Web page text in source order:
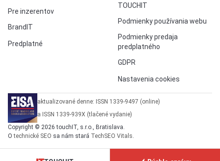
Pre inzerentov
BrandIT
Predplatné
TOUCHIT
Podmienky používania webu
Podmienky predaja
predplatného
GDPR
Nastavenia cookies
aktualizované denne: ISSN 1339-9497 (online)
a ISSN 1339-939X (tlačené vydanie)
Copyright © 2026 touchIT, s.r.o., Bratislava.
Otechnické SEO sa nám stará TechSEO Vitals